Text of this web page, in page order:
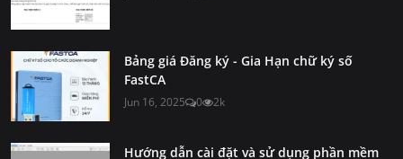
Bảng giá Đăng ký - Gia Hạn chữ ký số
FastCA
Jun 16, 2025 0 2k
Hướng dẫn cài đặt và sử dụng phần mềm